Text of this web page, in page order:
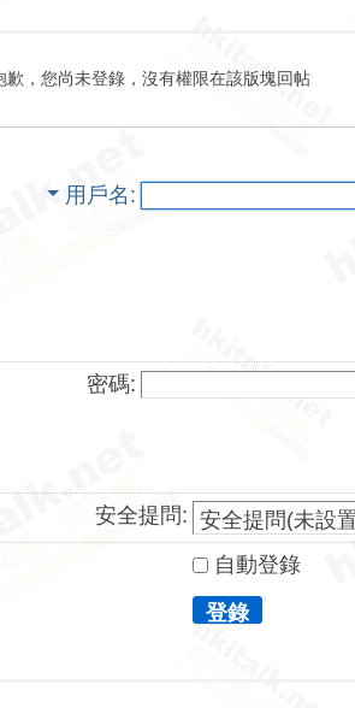
歉，您尚未登錄，沒有權限在該版塊回帖
用戶名
密碼:
安全提問:
自動登錄
登錄